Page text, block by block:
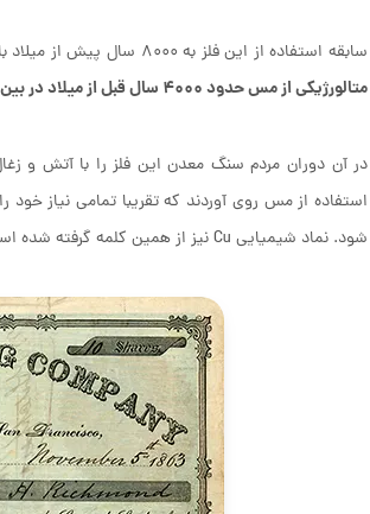
سابقه استفاده از این فلز به ۸۰۰۰ سال پیش از میلاد باز می گردد. زمانی که انسان عصر حجر به دنبال جایگزینی برای سنگ بود.
متالورژیکی از مس حدود 4000 سال قبل از میلاد در بین ‌النهرین روشن شد.
در آن دوران مردم سنگ معدن این فلز را با آتش و
استفاده از مس روی آوردند که تقریبا تمامی نیاز خود
شود. نماد شیمیایی Cu نیز از همین کلمه گرفته شده است.